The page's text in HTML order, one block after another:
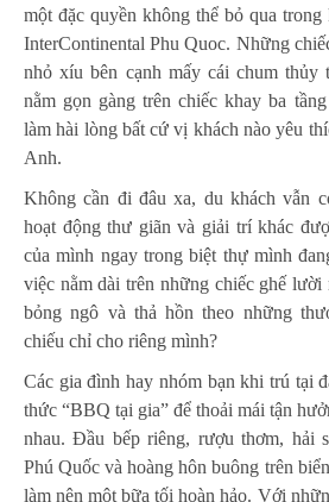
một đặc quyền không thể bỏ qua
InterContinental Phu Quoc. Những
nhỏ xíu bên cạnh mấy cái chum thủy
nằm gọn gàng trên chiếc khay ba
làm hài lòng bất cứ vị khách nào yêu
Anh.
Không cần đi đâu xa, du khách vẫn
hoạt động thư giãn và giải trí khác
của mình ngay trong biệt thự mình
việc nằm dài trên những chiếc ghế lười
bỏng ngô và thả hồn theo những
chiếu chỉ cho riêng mình?
Các gia đình hay nhóm bạn khi trú tại
thức “BBQ tại gia” để thoải mái tận
nhau. Đầu bếp riêng, rượu thơm, hải
Phú Quốc và hoàng hôn buông trên
làm nên một bữa tối hoàn hảo. Với